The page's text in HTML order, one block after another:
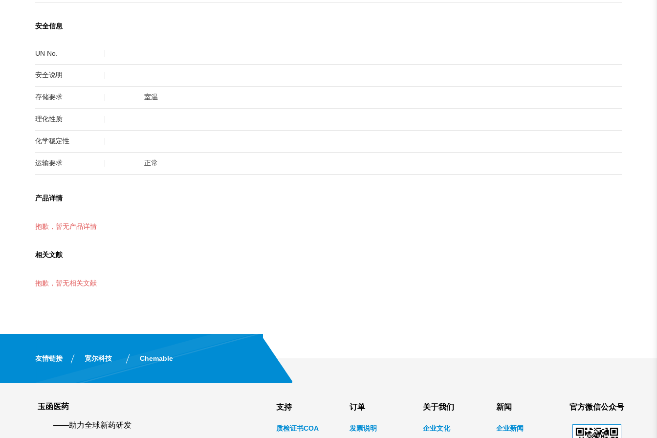
安全信息
UN No.
安全说明
存储要求 室温
理化性质
化学稳定性
运输要求 正常
产品详情
抱歉，暂无产品详情
相关文献
抱歉，暂无相关文献
友情链接 宽尔科技 Chemable
玉函医药
——助力全球新药研发
官方微信公众号
支持
质检证书COA
订单
发票说明
关于我们
企业文化
新闻
企业新闻